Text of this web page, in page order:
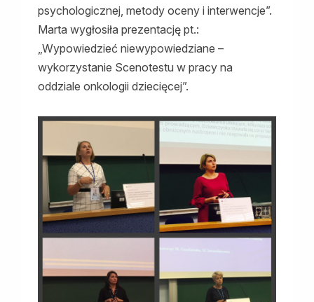
psychologicznej, metody oceny i interwencje”.
Marta wygłosiła prezentację pt.:
„Wypowiedzieć niewypowiedziane –
wykorzystanie Scenotestu w pracy na
oddziale onkologii dziecięcej”.